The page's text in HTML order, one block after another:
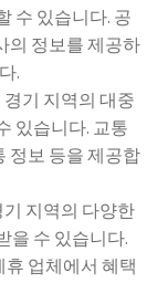
수 있습니다. 공
의 정보를 제공하
.
기 지역의 대중
있습니다. 교통
정보 등을 제공합
지역의 다양한
을 수 있습니다.
업체에서 혜택